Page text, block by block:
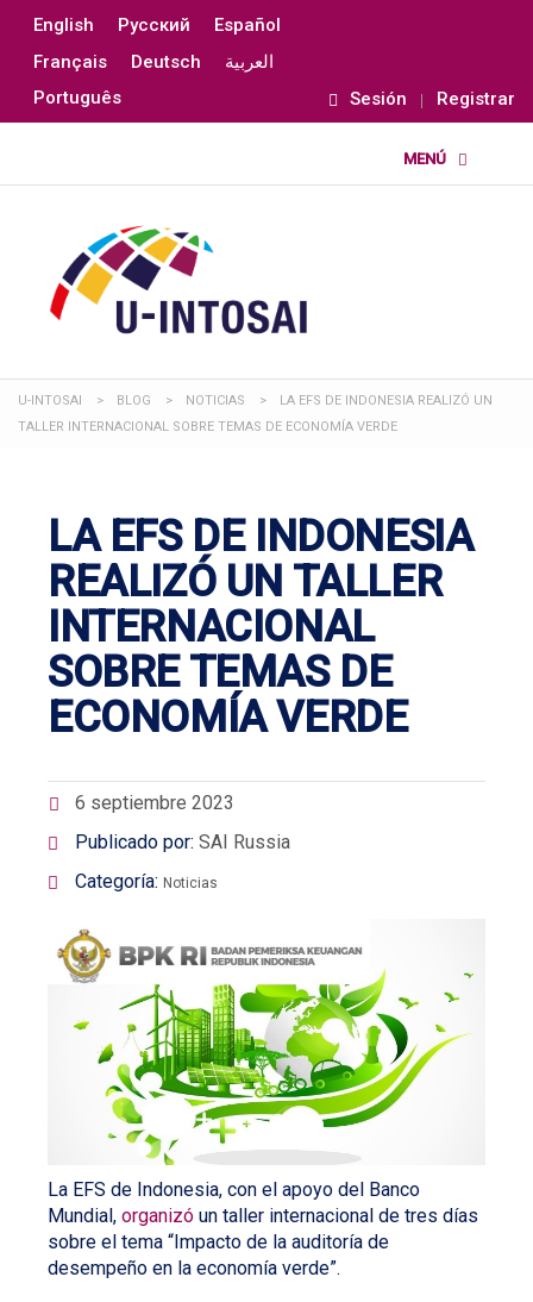
English Русский
Español
Français
Deutsch
العربية
Português
Sesión Registrar
U-INTOSAI > BLOG > NOTICIAS >
LA EFS DE INDONESIA REALIZÓ UN
TALLER INTERNACIONAL SOBRE TEMAS DE ECONOMÍA VERDE
LA EFS DE INDONESIA
REALIZÓ UN TALLER
INTERNACIONAL
SOBRE TEMAS DE
ECONOMÍA VERDE
6 septiembre 2023
Publicado por: SAI Russia
Categoría: Noticias
La EFS de Indonesia, con el apoyo del Banco
Mundial, organizó un taller internacional de tres días
sobre el tema “Impacto de la auditoría de
desempeño en la economía verde”.